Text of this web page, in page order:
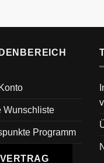
Wunschliste
Programm
VERTRAG